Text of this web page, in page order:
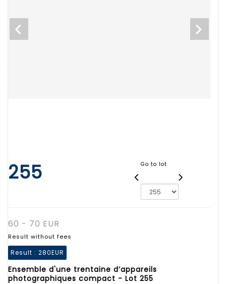
255 Go to lot
60 - 70 EUR
Result without fees
Result : 280EUR
Ensemble d'une trentaine d’appareils
photographiques compact - Lot 255